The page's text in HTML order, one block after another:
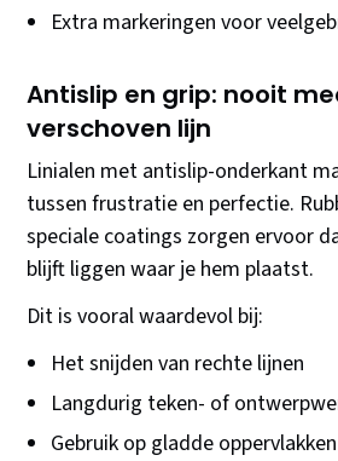
Extra markeringen voor
Antislip en grip: nooit
verschoven lijn
Linialen met antislip-onderkant
tussen frustratie en perfectie.
speciale coatings zorgen ervoor
blijft liggen waar je hem plaatst.
Dit is vooral waardevol bij:
Het snijden van rechte lijnen
Langdurig teken- of
Gebruik op gladde oppervlakken